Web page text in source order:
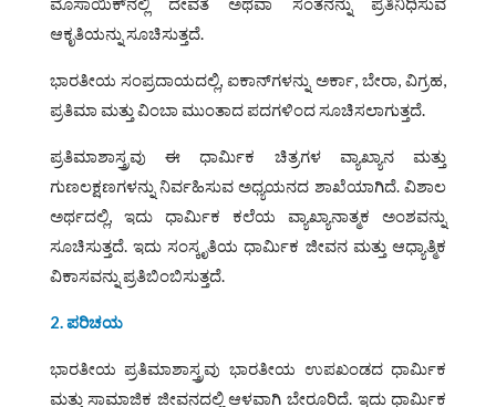
ಆಕೃತಿಯನ್ನು ಸೂಚಿಸುತ್ತದೆ.
ಭಾರತೀಯ ಸಂಪ್ರದಾಯದಲ್ಲಿ, ಐಕಾನ್‌ಗಳನ್ನು ಅರ್ಕಾ, ಬೇರಾ, ವಿಗ್ರಹ,
ಪ್ರತಿಮಾ ಮತ್ತು ವಿಂಬಾ ಮುಂತಾದ ಪದಗಳಿಂದ ಸೂಚಿಸಲಾಗುತ್ತದೆ.
ಪ್ರತಿಮಾಶಾಸ್ತ್ರವು ಈ ಧಾರ್ಮಿಕ ಚಿತ್ರಗಳ ವ್ಯಾಖ್ಯಾನ ಮತ್ತು
ಗುಣಲಕ್ಷಣಗಳನ್ನು ನಿರ್ವಹಿಸುವ ಅಧ್ಯಯನದ ಶಾಖೆಯಾಗಿದೆ. ವಿಶಾಲ
ಅರ್ಥದಲ್ಲಿ, ಇದು ಧಾರ್ಮಿಕ ಕಲೆಯ ವ್ಯಾಖ್ಯಾನಾತ್ಮಕ ಅಂಶವನ್ನು
ಸೂಚಿಸುತ್ತದೆ. ಇದು ಸಂಸ್ಕೃತಿಯ ಧಾರ್ಮಿಕ ಜೀವನ ಮತ್ತು ಆಧ್ಯಾತ್ಮಿಕ
ವಿಕಾಸವನ್ನು ಪ್ರತಿಬಿಂಬಿಸುತ್ತದೆ.
2. ಪರಿಚಯ
ಭಾರತೀಯ ಪ್ರತಿಮಾಶಾಸ್ತ್ರವು ಭಾರತೀಯ ಉಪಖಂಡದ ಧಾರ್ಮಿಕ
ಮತ್ತು ಸಾಮಾಜಿಕ ಜೀವನದಲ್ಲಿ ಆಳವಾಗಿ ಬೇರೂರಿದೆ. ಇದು ಧಾರ್ಮಿಕ